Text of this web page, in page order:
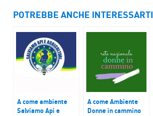
POTREBBE ANCHE INTERESSARTI
A come ambiente
Salviamo Api e
A come Ambiente
Donne in cammino